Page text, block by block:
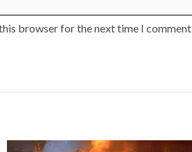
browser for the next time I comment.